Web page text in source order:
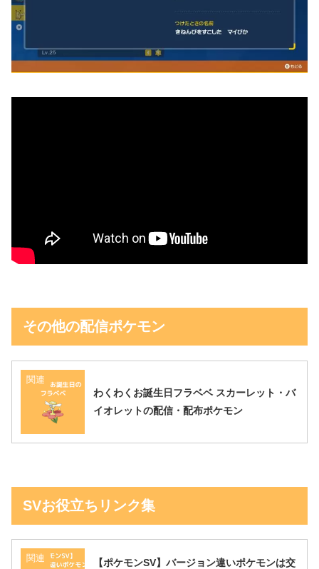
その他の配信ポケモン
関連
わくわくお誕生日フラベベ スカーレット・バ
イオレットの配信・配布ポケモン
SVお役立ちリンク集
関連
【ポケモンSV】バージョン違いポケモンは交